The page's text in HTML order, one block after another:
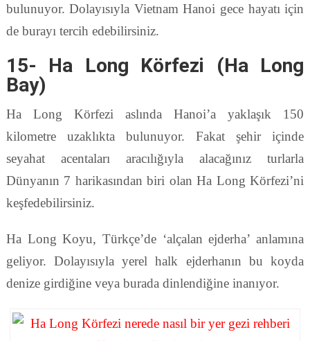
bulunuyor. Dolayısıyla Vietnam Hanoi gece hayatı için
de burayı tercih edebilirsiniz.
15- Ha Long Körfezi (Ha Long
Bay)
Ha Long Körfezi aslında Hanoi’a yaklaşık 150
kilometre uzaklıkta bulunuyor. Fakat şehir içinde
seyahat acentaları aracılığıyla alacağınız turlarla
Dünyanın 7 harikasından biri olan Ha Long Körfezi’ni
keşfedebilirsiniz.
Ha Long Koyu, Türkçe’de ‘alçalan ejderha’ anlamına
geliyor. Dolayısıyla yerel halk ejderhanın bu koyda
denize girdiğine veya burada dinlendiğine inanıyor.